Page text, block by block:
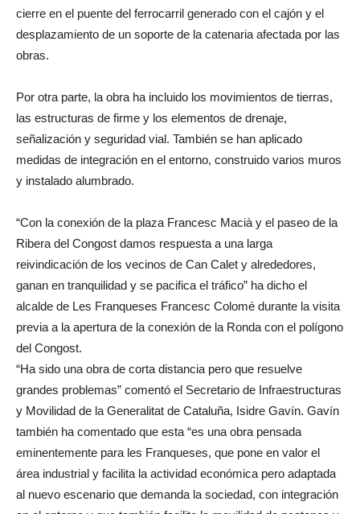
cierre en el puente del ferrocarril generado con el cajón y el
desplazamiento de un soporte de la catenaria afectada por las
obras.
Por otra parte, la obra ha incluido los movimientos de tierras,
las estructuras de firme y los elementos de drenaje,
señalización y seguridad vial. También se han aplicado
medidas de integración en el entorno, construido varios muros
y instalado alumbrado.
“Con la conexión de la plaza Francesc Macià y el paseo de la
Ribera del Congost damos respuesta a una larga
reivindicación de los vecinos de Can Calet y alrededores,
ganan en tranquilidad y se pacifica el tráfico” ha dicho el
alcalde de Les Franqueses Francesc Colomé durante la visita
previa a la apertura de la conexión de la Ronda con el polígono
del Congost.
“Ha sido una obra de corta distancia pero que resuelve
grandes problemas” comentó el Secretario de Infraestructuras
y Movilidad de la Generalitat de Cataluña, Isidre Gavín. Gavín
también ha comentado que esta “es una obra pensada
eminentemente para les Franqueses, que pone en valor el
área industrial y facilita la actividad económica pero adaptada
al nuevo escenario que demanda la sociedad, con integración